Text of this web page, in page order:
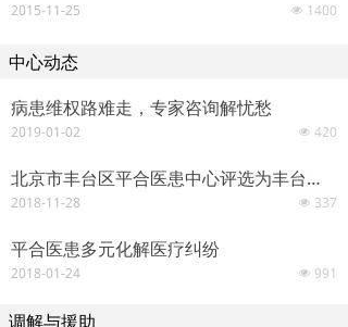
넶 1400
2015-11-25
中心动态
病患维权路难走，专家咨询解忧愁
넶 420
2019-01-02
北京市丰台区平合医患中心评选为丰台区5A级社会组织
넶 337
2018-11-28
平合医患多元化解医疗纠纷
넶 991
2018-01-24
调解与援助